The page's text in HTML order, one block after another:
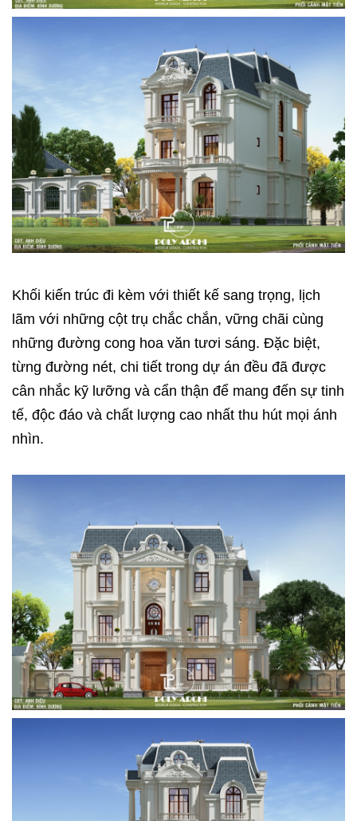
Khối kiến trúc đi kèm với thiết kế sang trọng, lịch
lãm với những cột trụ chắc chắn, vững chãi cùng
những đường cong hoa văn tươi sáng. Đặc biệt,
từng đường nét, chi tiết trong dự án đều đã được
cân nhắc kỹ lưỡng và cẩn thận để mang đến sự tinh
tế, độc đáo và chất lượng cao nhất thu hút mọi ánh
nhìn.